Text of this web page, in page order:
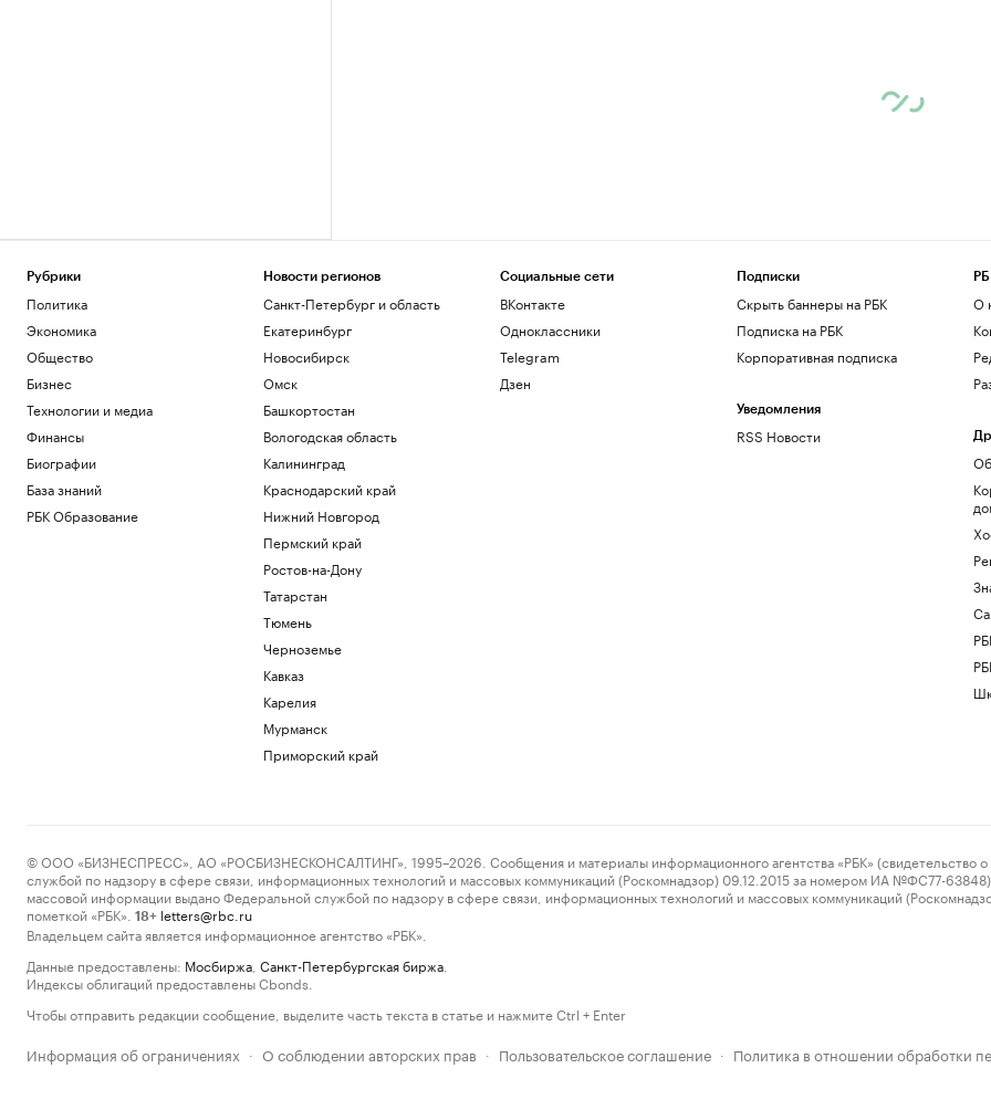
Рубрики
Политика
Экономика
Общество
Бизнес
Технологии и медиа
Финансы
Биографии
База знаний
РБК Образование
Новости регионов
Санкт-Петербург и область
Екатеринбург
Новосибирск
Омск
Башкортостан
Вологодская область
Калининград
Краснодарский край
Нижний Новгород
Пермский край
Ростов-на-Дону
Татарстан
Тюмень
Черноземье
Кавказ
Карелия
Мурманск
Приморский край
Социальные сети
ВКонтакте
Одноклассники
Telegram
Дзен
Подписки
Скрыть баннеры на РБК
Подписка на РБК
Корпоративная подписка
Уведомления
RSS Новости
О
© ООО «БИЗНЕСПРЕСС», АО «РОСБИЗНЕСКОНСАЛТИНГ», 1995–2026. Сообщения и материалы информационного агентства «РБК» (свидетельство о
службой по надзору в сфере связи, информационных технологий и массовых коммуникаций (Роскомнадзор) 09.12.2015 за номером ИА №ФС77-63848)
массовой информации выдано Федеральной службой по надзору в сфере связи, информационных технологий и массовых коммуникаций
пометкой «РБК».
18+ letters@rbc.ru
Владельцем сайта является информационное агентство «РБК».
Данные предоставлены: Мосбиржа Санкт-Петербургская биржа
Индексы облигаций предоставлены Cbonds.
Чтобы отправить редакции сообщение, выделите часть текста в статье и нажмите Ctrl + Enter
Информация об ограничениях · О соблюдении авторских прав · Пользовательское соглашение · Политика в отношении обработки